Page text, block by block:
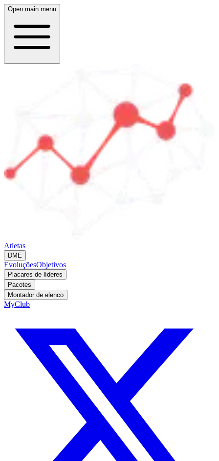
Open main menu
Atletas
DME
EvoluçõesObjetivos
Placares de líderes
Pacotes
Montador de elenco
MyClub